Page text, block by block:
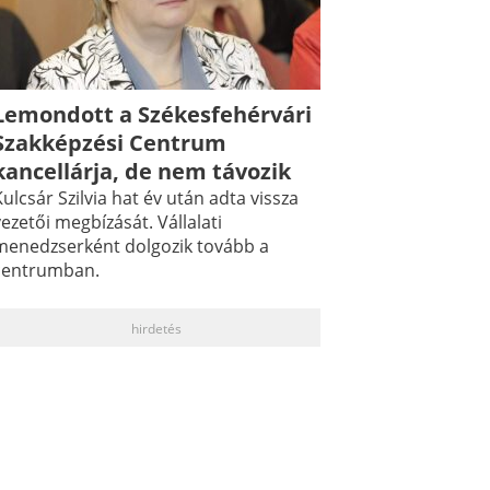
a Székesfehérvári
Centrum
de nem távozik
Szilvia hat év után adta vissza
megbízását. Vállalati
dolgozik tovább a
hirdetés